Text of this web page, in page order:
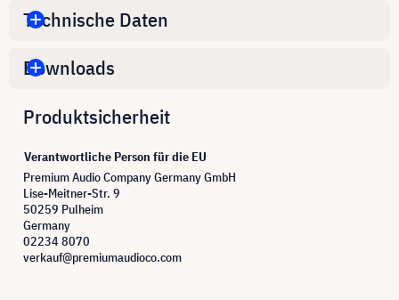
Technische Daten
Downloads
Produktsicherheit
Verantwortliche Person für die EU
Premium Audio Company Germany GmbH
Lise-Meitner-Str. 9
50259 Pulheim
Germany
02234 8070
verkauf@premiumaudioco.com